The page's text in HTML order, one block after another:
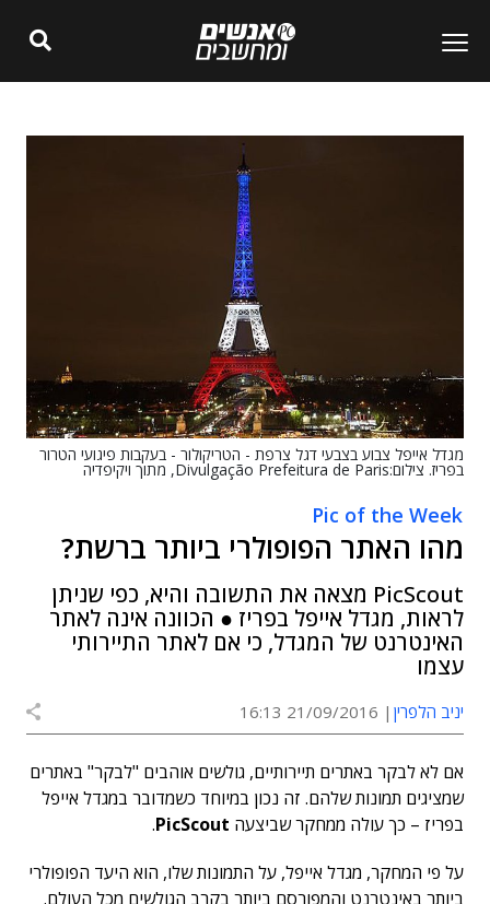
מגדל אייפל צבוע בצבעי דגל צרפת - הטריקולור - בעקבות פיגועי הטרור
בפריז. צילום:Divulgação Prefeitura de Paris, מתוך ויקיפדיה
Pic of the Week
מהו האתר הפופולרי ביותר ברשת?
PicScout מצאה את התשובה והיא, כפי שניתן
לראות, מגדל אייפל בפריז ● הכוונה אינה לאתר
האינטרנט של המגדל, כי אם לאתר התיירותי
עצמו
יניב הלפרין 21/09/2016 16:13
אם לא לבקר באתרים תיירותיים, גולשים אוהבים "לבקר" באתרים
שמציגים תמונות שלהם. זה נכון במיוחד כשמדובר במגדל אייפל
בפריז – כך עולה ממחקר שביצעה PicScout
.
על פי המחקר, מגדל אייפל, על התמונות שלו, הוא היעד הפופולרי
ביותר באינטרנט והמפורסם ביותר בקרב הגולשים מכל העולם.